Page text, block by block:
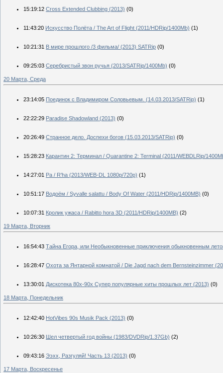
15:19:12 Cross Extended Clubbing (2013) (0)
11:43:20 Искусство Полёта / The Art of Flight (2011/HDRip/1400Mb) (1)
10:21:31 В мире прошлого /3 фильма/ (2013) SATRip (0)
09:25:03 Серебристый звон ручья (2013/SATRip/1400Mb) (0)
20 Марта, Среда
23:14:05 Поединок с Владимиром Соловьевым. (14.03.2013/SATRip) (1)
22:22:29 Paradise Shadowland (2013) (0)
20:26:49 Странное дело. Доспехи богов (15.03.2013/SATRip) (0)
15:28:23 Карантин 2: Терминал / Quarantine 2: Terminal (2011/WEBDLRip/
14:27:01 Ра / R'ha (2013/WEB-DL 1080p/720p) (1)
10:51:17 Водоём / Syvalle salattu / Body Of Water (2011/HDRip/1400MB) (0)
10:07:31 Кролик ужаса / Rabitto hora 3D (2011/HDRip/1400MB) (2)
19 Марта, Вторник
16:54:43 Тайна Егора, или Необыкновенные приключения обыкновенным
16:28:47 Охота за Янтарной комнатой / Die Jagd nach dem Bernsteinzimmer
13:30:01 Дискотека 80х-90х Супер популярные хиты прошлых лет (2013) (0)
18 Марта, Понедельник
12:42:40 HotVibes 90s Musik Pack (2013) (0)
10:26:30 Шел четвертый год войны (1983/DVDRip/1.37Gb) (2)
09:43:16 Ээхх, Разгуляй! Часть 13 (2013) (0)
17 Марта, Воскресенье